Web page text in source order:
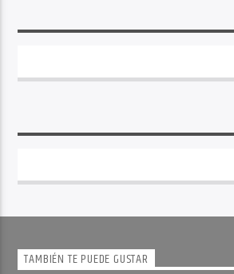
TAMBIÉN TE PUEDE GUSTAR